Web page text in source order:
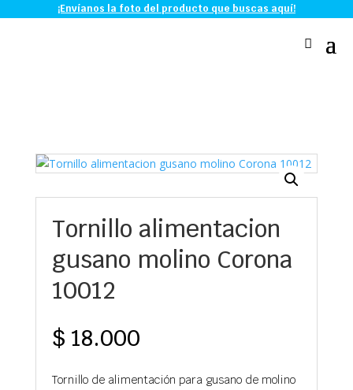
¡Envíanos la foto del producto que buscas aquí!
Tornillo alimentacion
gusano molino Corona
10012
$ 18.000
Tornillo de alimentación para gusano de molino